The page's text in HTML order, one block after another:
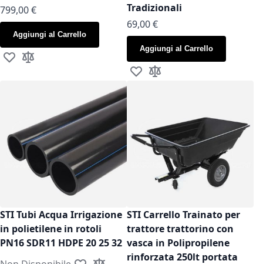
799,00 €
Aggiungi al Carrello
Aggiungi alla lista desideri
Aggiungi al confronto
Tradizionali
As low as
69,00 €
Aggiungi al Carrello
Aggiungi alla lista desideri
Aggiungi al confronto
STI Tubi Acqua Irrigazione
in polietilene in rotoli
PN16 SDR11 HDPE 20 25 32
STI Carrello Trainato per
trattore trattorino con
vasca in Polipropilene
rinforzata 250lt portata